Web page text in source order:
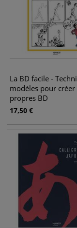
La BD facile -
modèles pour créer
propres BD
17,50 €